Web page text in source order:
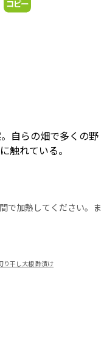
自らの畑で多くの野
触れている。
で加熱してください。ま
り干し大根 酢漬け